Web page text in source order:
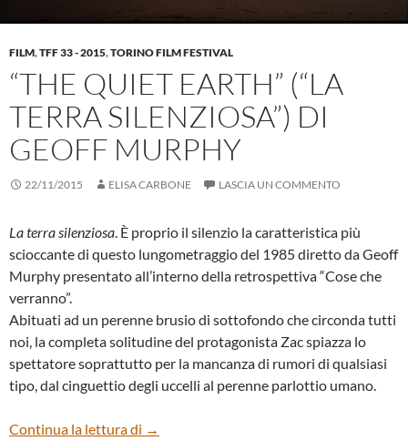
FILM,TFF 33 - 2015,TORINO FILM FESTIVAL
“THE QUIET EARTH” (“LA
TERRA SILENZIOSA”) DI
GEOFF MURPHY
22/11/2015 ELISA CARBONE LASCIA UN COMMENTO
La terra silenziosa. È proprio il silenzio la caratteristica più
scioccante di questo lungometraggio del 1985 diretto da Geoff
Murphy presentato all’interno della retrospettiva “Cose che
verranno”.
Abituati ad un perenne brusio di sottofondo che circonda tutti
noi, la completa solitudine del protagonista Zac spiazza lo
spettatore soprattutto per la mancanza di rumori di qualsiasi
tipo, dal cinguettio degli uccelli al perenne parlottio umano.
Continua la lettura di “The Quiet Earth” (“La terra silenziosa”)
→